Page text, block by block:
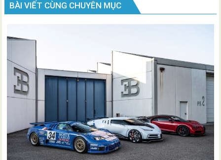
BÀI VIẾT CÙNG CHUYÊN MỤC